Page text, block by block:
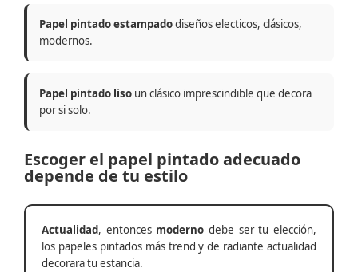
Papel pintado estampadodiseños electicos, clásicos,
modernos.
Papel pintado liso un clásico imprescindible que decora
por si solo.
Escoger el papel pintado adecuado
depende de tu estilo
Actualidad, entonces moderno debe ser tu elección,
los papeles pintados más trend y de radiante actualidad
decorara tu estancia.